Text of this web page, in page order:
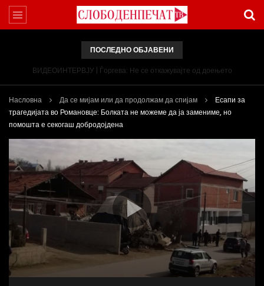
ПОСЛЕДНО ОБЈАВЕНИ
ВИДЕОИНТЕРВЈУ | Ѓоргева: Не се откажувајте од доењето
Насловна Да се мијам или да продолжам да спијам
Есапи за
трагедијата во Романовце: Болката не можеме да ја замениме, но
помошта е секогаш добродојдена